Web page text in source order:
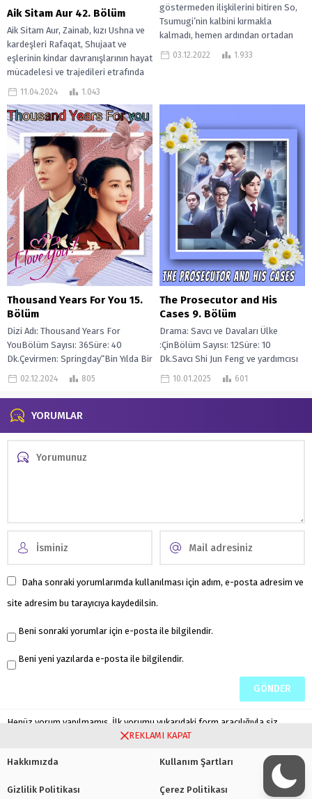
Aik Sitam Aur 42. Bölüm
Aik Sitam Aur, Zainab, kızı Ushna ve
kardeşleri Rafaqat, Shujaat ve
eşlerinin kindar davranışlarının hayat
mücadelesi ve trajedileri etrafında
dönüyor.Ülke...
11.04.2024 1.043
göstermeden ilişkilerini bitiren So,
Tsumugi’nin kalbini kırmakla
kalmadı, hemen ardından ortadan
kaybolması da onu...
03.12.2022 1.933
Thousand Years For You 15.
Bölüm
Dizi Adı: Thousand Years For
YouBölüm Sayısı: 36Süre: 40
Dk.Çevirmen: Springday“Bin Yılda Bir
General “de Lu Yan, gizemli bir
02.12.2024 805
The Prosecutor and His
Cases 9. Bölüm
Drama: Savcı ve Davaları Ülke
:ÇinBölüm Sayısı: 12Süre: 10
Dk.Savcı Shi Jun Feng ve yardımcısı
Chen Xue, eyalet savcılığından
10.01.2025 601
YORUMLAR
Daha sonraki yorumlarımda kullanılması için adım, e-posta adresim ve
site adresim bu tarayıcıya kaydedilsin.
Beni sonraki yorumlar için e-posta ile bilgilendir.
Beni yeni yazılarda e-posta ile bilgilendir.
Henüz yorum yapılmamış. İlk yorumu yukarıdaki form aracılığıyla siz
Hakkımızda Kullanım Şartları
Gizlilik Politikası Çerez Politikası
REKLAMI KAPAT